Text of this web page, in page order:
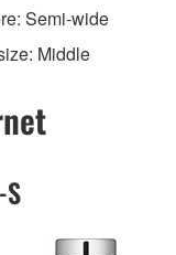
Semi-wide
Middle